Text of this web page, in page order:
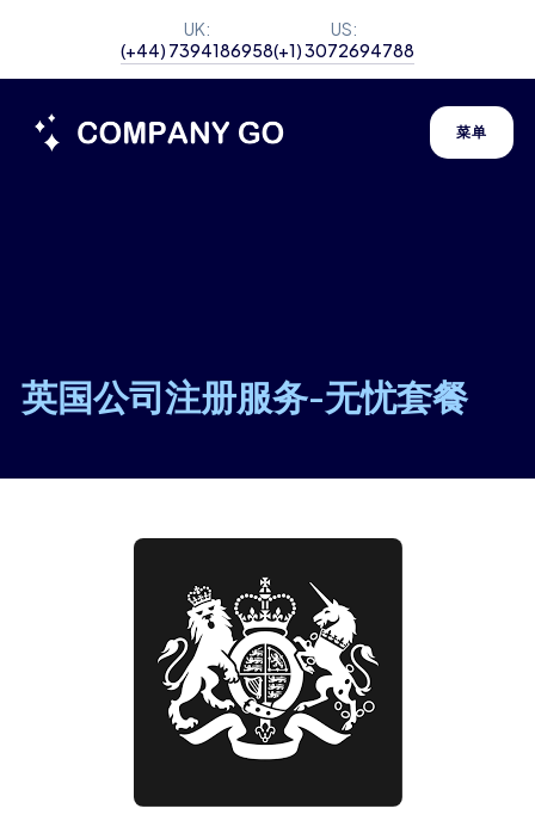
UK:
(+44) 7394186958
US:
(+1) 3072694788
菜单
英国公司注册服务-无忧套餐